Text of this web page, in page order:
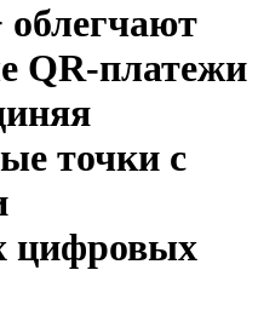
с присвоением звезд
QR-платежи
точки с
цифровых